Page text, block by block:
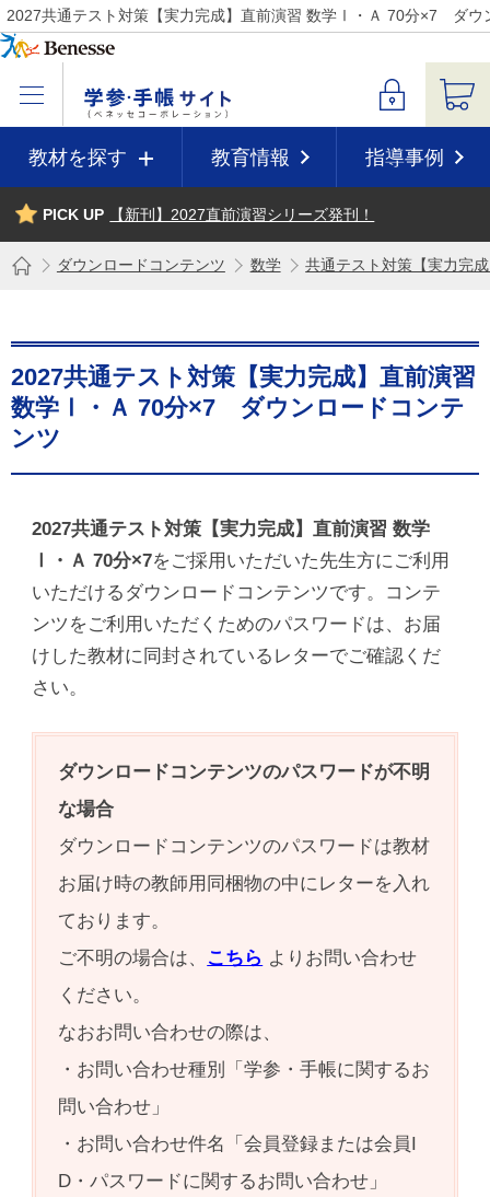
2027共通テスト対策【実力完成】直前演習 数学Ⅰ・Ａ 70分×7 ダウ
教材を探す 教育情報 指導事例
PICK UP 【新刊】2027直前演習シリーズ発刊！
ダウンロードコンテンツ 数学 共通テスト対策【実力完
2027共通テスト対策【実力完成】直前演習
数学Ⅰ・Ａ 70分×7 ダウンロードコンテ
ンツ
2027共通テスト対策【実力完成】直前演習 数学
Ⅰ・Ａ 70分×7をご採用いただいた先生方にご利用
いただけるダウンロードコンテンツです。コンテ
ンツをご利用いただくためのパスワードは、お届
けした教材に同封されているレターでご確認くだ
さい。
ダウンロードコンテンツのパスワードが不明
な場合
ダウンロードコンテンツのパスワードは教材
お届け時の教師用同梱物の中にレターを入れ
ております。
ご不明の場合は、 こちら よりお問い合わせ
ください。
なおお問い合わせの際は、
・お問い合わせ種別「学参・手帳に関するお
問い合わせ」
・お問い合わせ件名「会員登録または会員I
D・パスワードに関するお問い合わせ」